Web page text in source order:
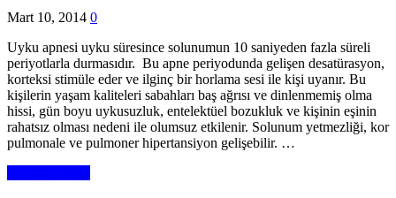
Mart 10, 2014 0
Uyku apnesi uyku süresince solunumun 10 saniyeden fazla süreli
periyotlarla durmasıdır. Bu apne periyodunda gelişen desatürasyon,
korteksi stimüle eder ve ilginç bir horlama sesi ile kişi uyanır. Bu
kişilerin yaşam kaliteleri sabahları baş ağrısı ve dinlenmemiş olma
hissi, gün boyu uykusuzluk, entelektüel bozukluk ve kişinin eşinin
rahatsız olması nedeni ile olumsuz etkilenir. Solunum yetmezliği, kor
pulmonale ve pulmoner hipertansiyon gelişebilir. …